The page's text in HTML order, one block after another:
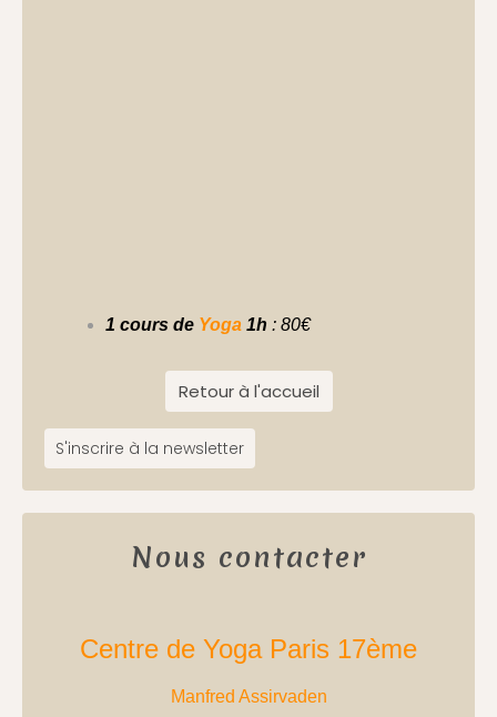
1 cours de Yoga 1h : 80€
Retour à l'accueil
S'inscrire à la newsletter
Nous contacter
Centre de Yoga Paris 17ème
Manfred Assirvaden